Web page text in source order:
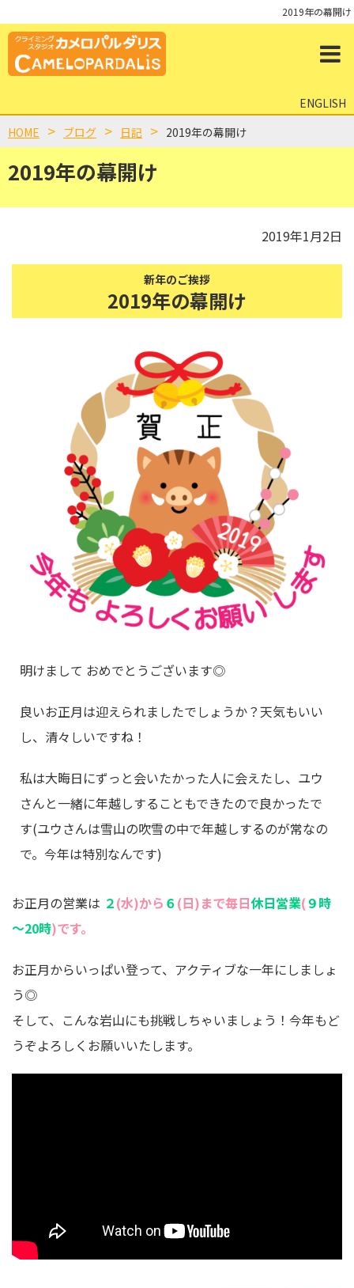
2019年の幕開け
ENGLISH
2019年の幕開け
HOME ブログ 日記 2019年の幕開け
2019年1月2日
新年のご挨拶
2019年の幕開け
明けまして おめでとうございます◎
良いお正月は迎えられましたでしょうか？天気もいい
し、清々しいですね！
私は大晦日にずっと会いたかった人に会えたし、ユウ
さんと一緒に年越しすることもできたので良かったで
す(ユウさんは雪山の吹雪の中で年越しするのが常なの
で。今年は特別なんです)
お正月の営業は ２(水)から ６(日)まで毎日休日営業(９時
～20時)です。
お正月からいっぱい登って、アクティブな一年にしましょ
う◎
そして、こんな岩山にも挑戦しちゃいましょう！今年もど
うぞよろしくお願いいたします。